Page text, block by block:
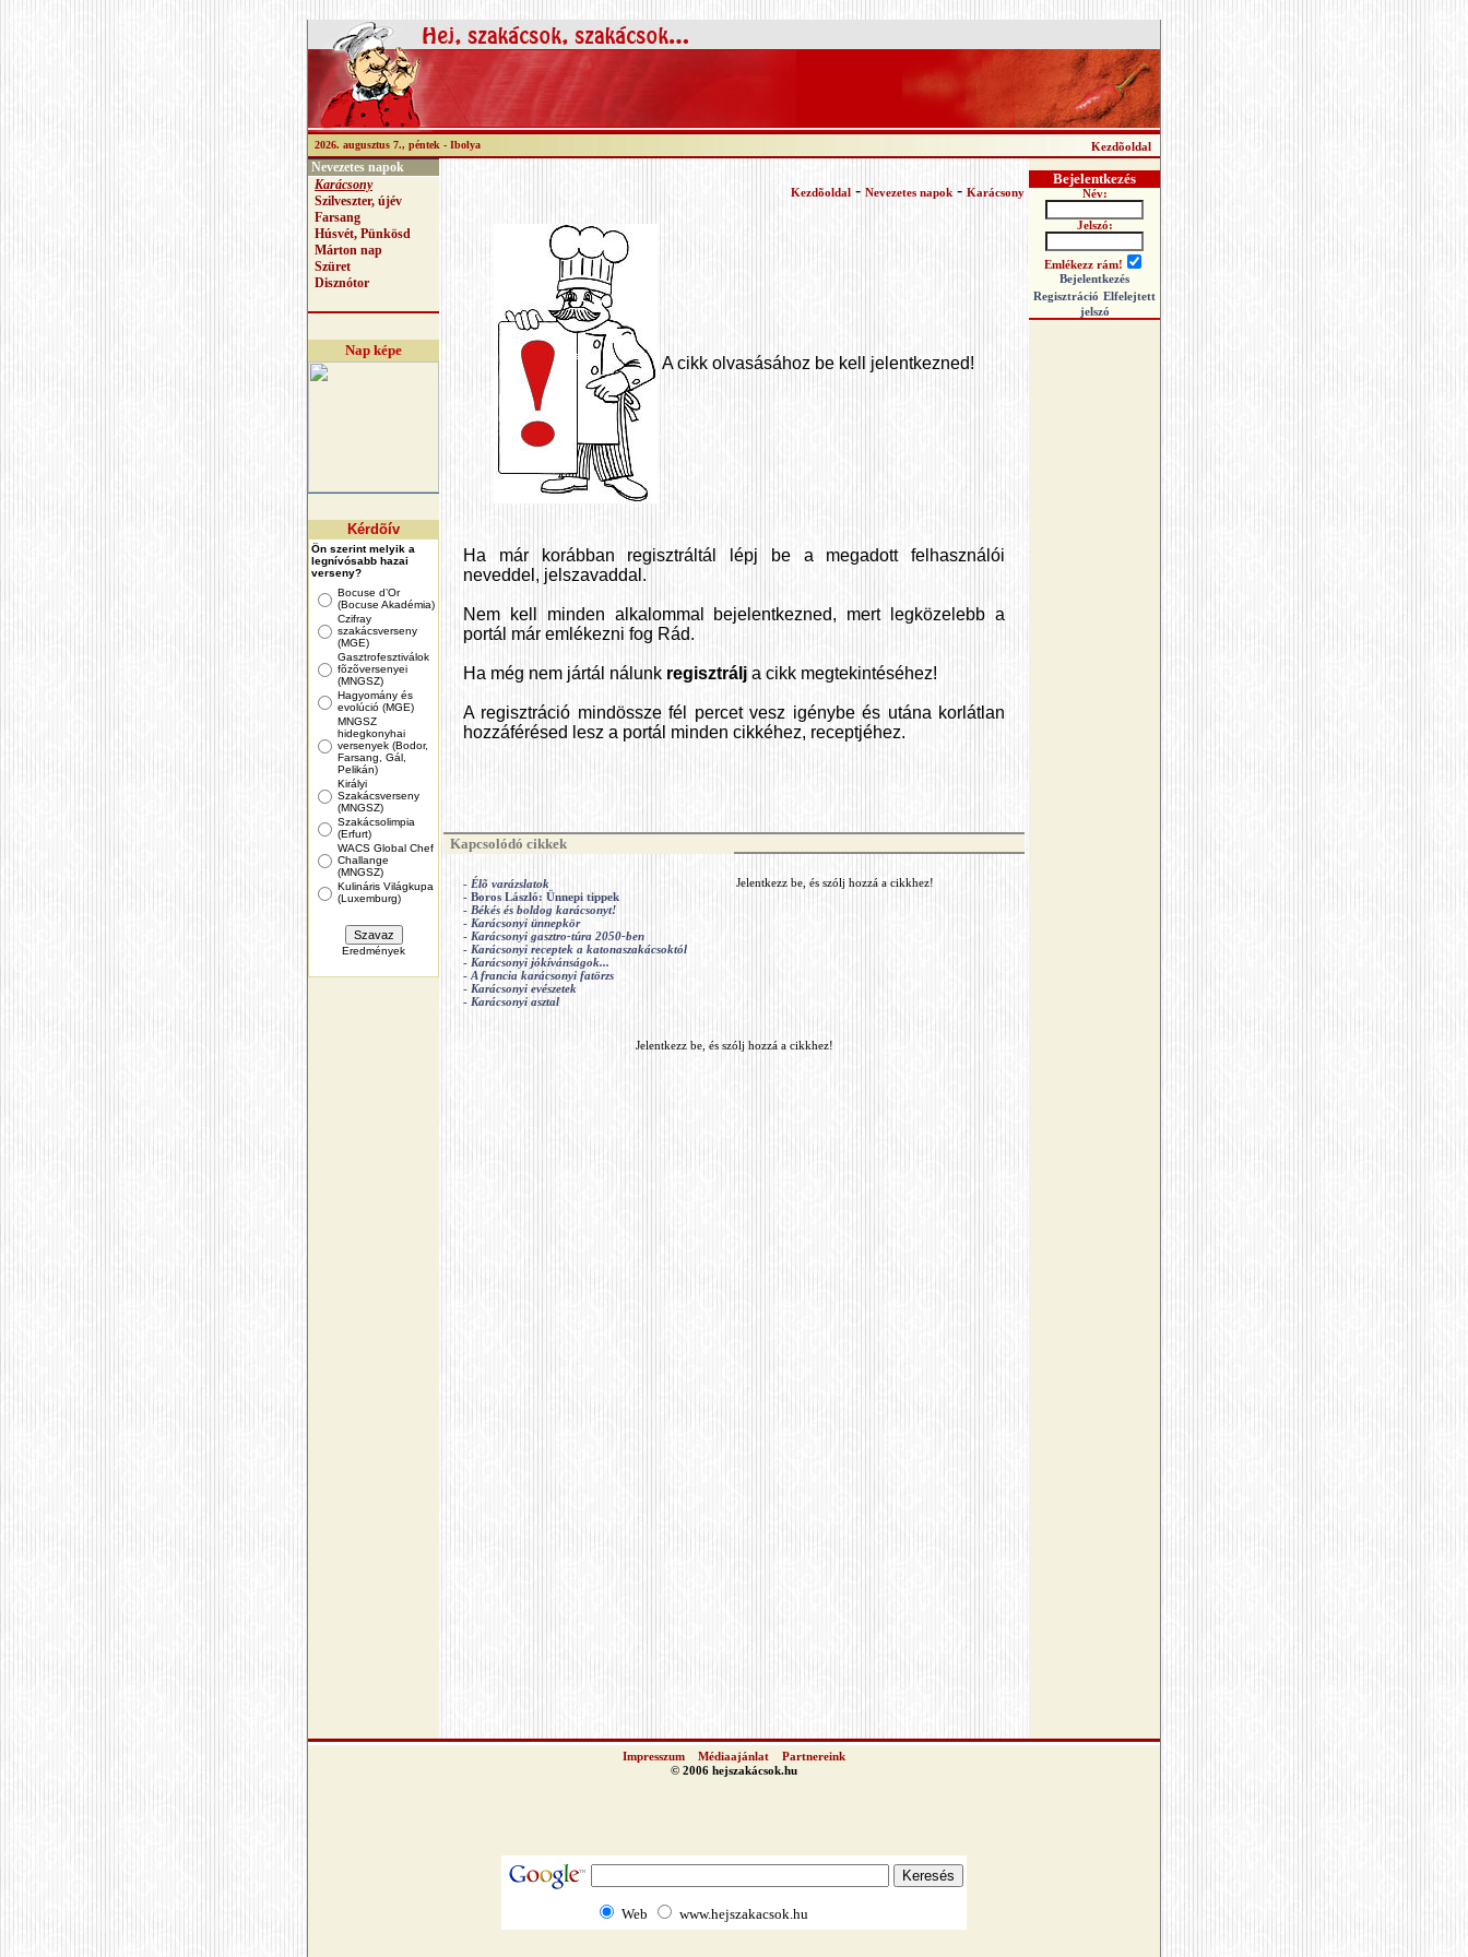
2026. augusztus 7., péntek - Ibolya Kezdõoldal
Nevezetes napok
Karácsony
Szilveszter, újév
Farsang
Húsvét, Pünkösd
Márton nap
Szüret
Disznótor
Nap képe
Kérdõív
Ön szerint melyik a
legnívósabb hazai
verseny?
Bocuse d’Or
(Bocuse Akadémia)
Czifray
szakácsverseny
(MGE)
Gasztrofesztiválok
fõzõversenyei
(MNGSZ)
Hagyomány és
evolúció (MGE)
MNGSZ
hidegkonyhai
versenyek (Bodor,
Farsang, Gál,
Pelikán)
Királyi
Szakácsverseny
(MNGSZ)
Szakácsolimpia
(Erfurt)
WACS Global Chef
Challange
(MNGSZ)
Kulináris Világkupa
(Luxemburg)
Eredmények
Kezdõoldal - Nevezetes napok - Karácsony
A cikk olvasásához be kell jelentkezned!
Ha már korábban regisztráltál lépj be a megadott felhasználói
neveddel, jelszavaddal.
Nem kell minden alkalommal bejelentkezned, mert legközelebb a
portál már emlékezni fog Rád.
Ha még nem jártál nálunk regisztrálj a cikk megtekintéséhez!
A regisztráció mindössze fél percet vesz igénybe és utána korlátlan
hozzáférésed lesz a portál minden cikkéhez, receptjéhez.
Kapcsolódó cikkek
- Élõ varázslatok
- Boros László: Ünnepi tippek
- Békés és boldog karácsonyt!
- Karácsonyi ünnepkör
- Karácsonyi gasztro-túra 2050-ben
- Karácsonyi receptek a katonaszakácsoktól
- Karácsonyi jókívánságok...
- A francia karácsonyi fatörzs
- Karácsonyi evészetek
- Karácsonyi asztal
Jelentkezz be, és szólj hozzá a cikkhez!
Jelentkezz be, és szólj hozzá a cikkhez!
Bejelentkezés
Név:
Jelszó:
Emlékezz rám!
Bejelentkezés
Regisztráció Elfelejtett
jelszó
Impresszum Médiaajánlat Partnereink
© 2006 hejszakácsok.hu
Web www.hejszakacsok.hu